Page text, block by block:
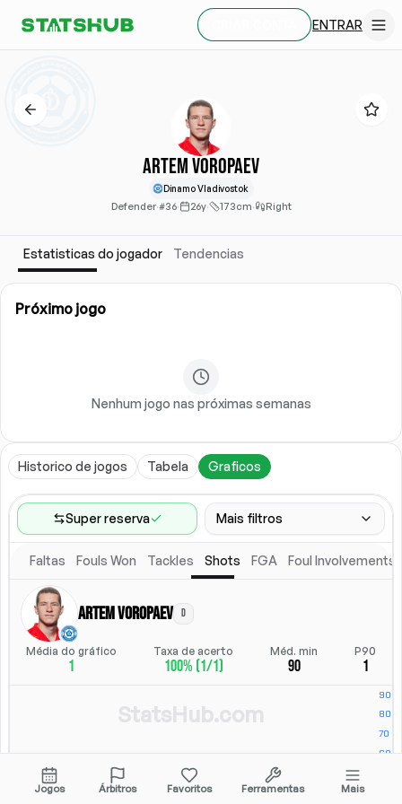
ENTRAR
Artem Voropaev
Dinamo Vladivostok
Defender·#36· 26y· 173cm· Right
Estatisticas do jogador Tendencias
Próximo jogo
Nenhum jogo nas próximas semanas
Historico de jogos Tabela Graficos
Super reserva Mais filtros
Faixa de jogos
Ultimos 60 jogos
Competicoes
Ligas(2)
Escalacao titular
Faltas Fouls Won Tackles Shots FGA Foul Involvements
Artem Voropaev D
Média do gráfico
1
Taxa de acerto
100% (1/1)
Méd. min
90
P90
1
Jogos Árbitros Favoritos Ferramentas Mais